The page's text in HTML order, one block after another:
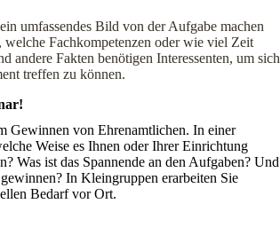
umfassendes Bild von der Aufgabe machen
Fachkompetenzen oder wie viel Zeit
andere Fakten benötigen Interessenten, um sich
treffen zu können.
Gewinnen von Ehrenamtlichen. In einer
Weise es Ihnen oder Ihrer Einrichtung
Was ist das Spannende an den Aufgaben? Und
In Kleingruppen erarbeiten Sie
Bedarf vor Ort.